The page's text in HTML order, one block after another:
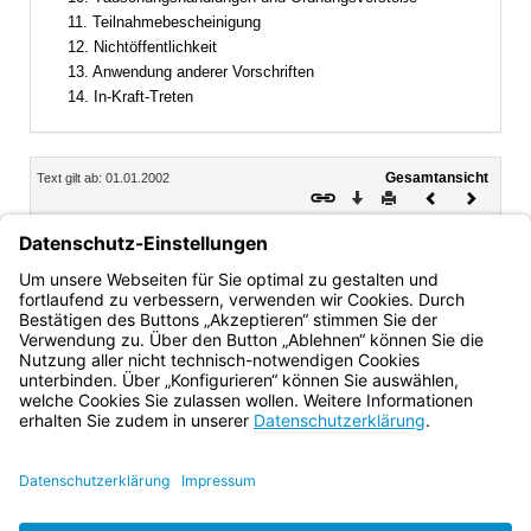
11. Teilnahmebescheinigung
12. Nichtöffentlichkeit
13. Anwendung anderer Vorschriften
14. In-Kraft-Treten
Inhalt
Text gilt ab: 01.01.2002
Gesamtansicht
Download
DruckenVorheriges
Dokument
9. Niederschrift
Über den Verlauf der Zwischenprüfung ist eine Niederschrift
zu fertigen.
Bayern.de
BayernPortal
Impressum